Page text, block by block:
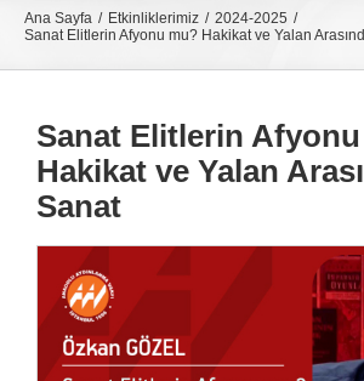
Ana Sayfa Etkinliklerimiz
2024-2025
Sanat Elitlerin Afyonu mu? Hakikat ve Yalan
Sanat Elitlerin
Hakikat ve Yalan
Sanat